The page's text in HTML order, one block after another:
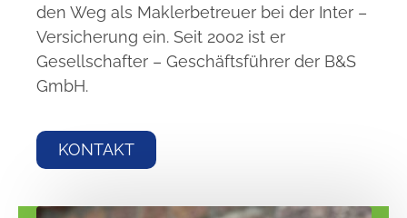
den Weg als Maklerbetreuer bei der Inter –
Versicherung ein. Seit 2002 ist er
Gesellschafter – Geschäftsführer der B&S
GmbH.
KONTAKT